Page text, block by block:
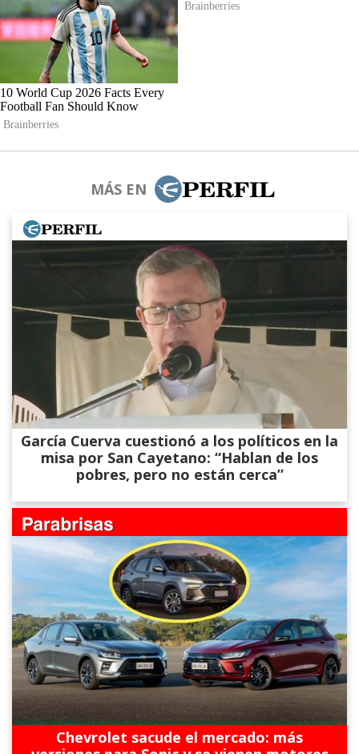
MÁS EN
García Cuerva cuestionó a los políticos en la
misa por San Cayetano: “Hablan de los
pobres, pero no están cerca”
Chevrolet sacude el mercado: más